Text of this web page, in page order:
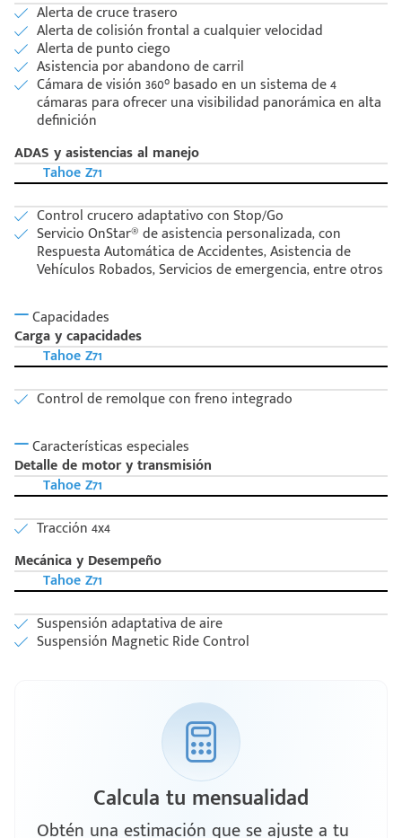
Alerta de cruce trasero
Alerta de colisión frontal a cualquier velocidad
Alerta de punto ciego
Asistencia por abandono de carril
Cámara de visión 360° basado en un sistema de 4
cámaras para ofrecer una visibilidad panorámica en alta
definición
ADAS y asistencias al manejo
Tahoe Z71
Control crucero adaptativo con Stop/Go
Servicio OnStar® de asistencia personalizada, con
Respuesta Automática de Accidentes, Asistencia de
Vehículos Robados, Servicios de emergencia, entre otros
Capacidades
Carga y capacidades
Tahoe Z71
Control de remolque con freno integrado
Características especiales
Detalle de motor y transmisión
Tahoe Z71
Tracción 4x4
Mecánica y Desempeño
Tahoe Z71
Suspensión adaptativa de aire
Suspensión Magnetic Ride Control
Calcula tu mensualidad
Obtén una estimación que se ajuste a tu